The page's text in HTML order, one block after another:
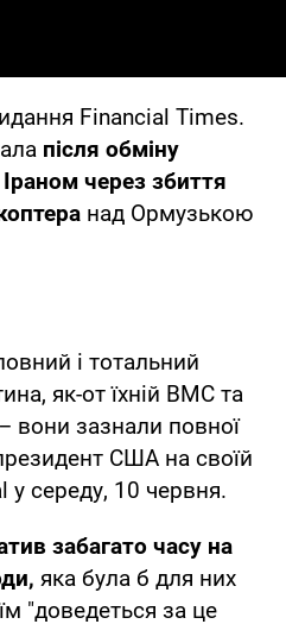
Financial Times.
після обміну
через збиття
над Ормузькою
і тотальний
як-от їхній ВМС та
вони зазнали повної
США на своїй
у середу, 10 червня.
забагато часу на
яка була б для них
"доведеться за це